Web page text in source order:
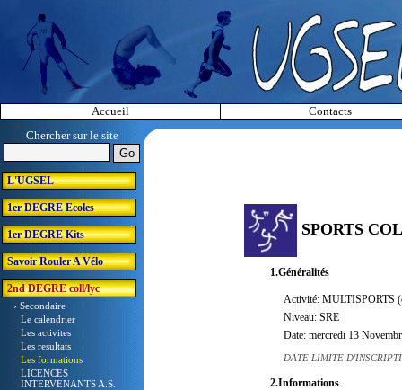
Accueil
Contacts
Chercher sur le site
L'UGSEL
1er DEGRE Ecoles
1er DEGRE Kits
Savoir Rouler A Vélo
2nd DEGRE coll/lyc
› Secondaire
Le calendrier
Les activites
Les resultats
Les formations
LICENCES
INTERVENANTS A.S.
SPORTS
1.Généralités
Activité: MULTISPORTS
Niveau: SRE
Date: mercredi 13
DATE LIMITE
2.Informations